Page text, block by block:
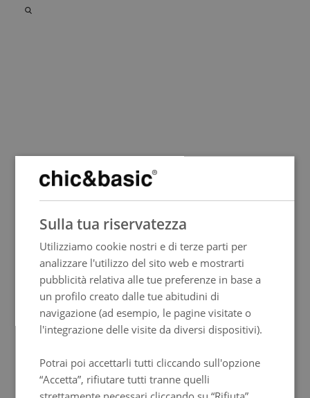
SPANISH
FRENCH
ITALIAN
PORTUGUESE
Sulla tua riservatezza
Utilizziamo cookie nostri e di terze parti per
analizzare l'utilizzo del sito web e mostrarti
pubblicità relativa alle tue preferenze in base a
un profilo creato dalle tue abitudini di
navigazione (ad esempio, le pagine visitate o
l'integrazione delle visite da diversi dispositivi).
Potrai poi accettarli tutti cliccando sull'opzione
“Accetta”, rifiutare tutti tranne quelli